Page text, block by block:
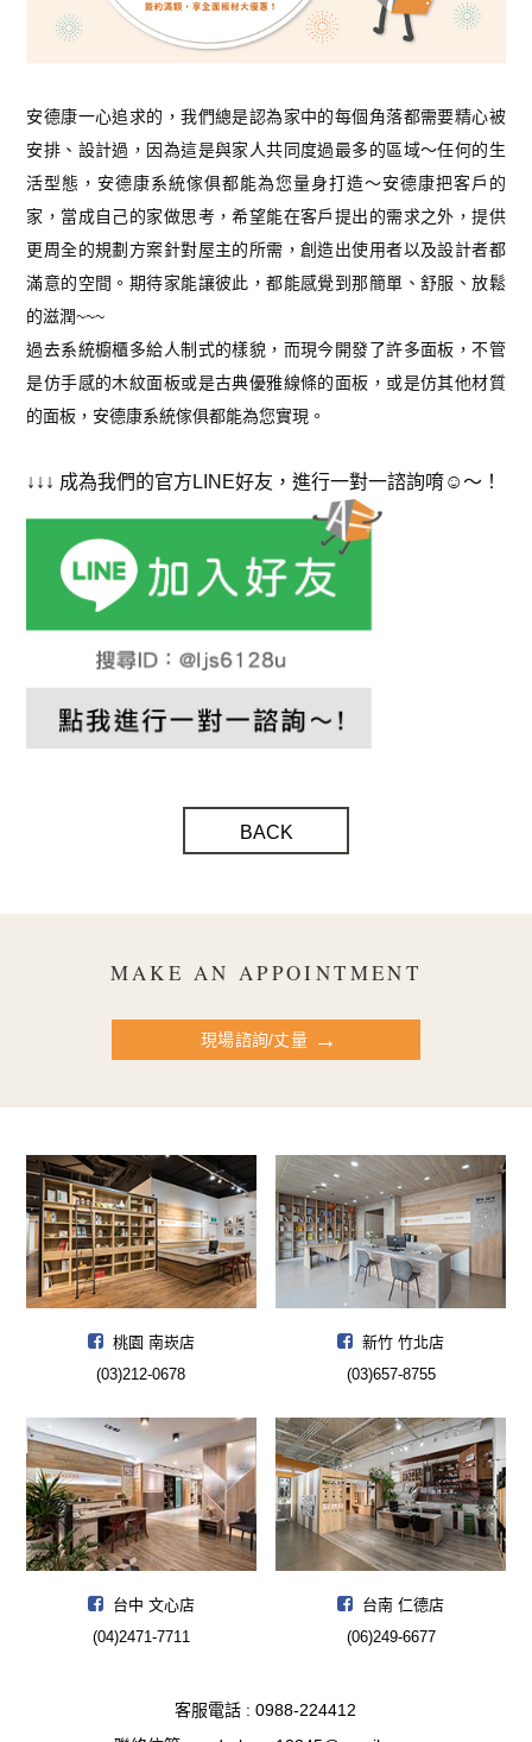
安德康一心追求的，我們總是認為家中的每個角落都需要精心被
安排、設計過，因為這是與家人共同度過最多的區域～任何的生
活型態，安德康系統傢俱都能為您量身打造～安德康把客戶的
家，當成自己的家做思考，希望能在客戶提出的需求之外，提供
更周全的規劃方案針對屋主的所需，創造出使用者以及設計者都
滿意的空間。期待家能讓彼此，都能感覺到那簡單、舒服、放鬆
的滋潤~~~
過去系統櫥櫃多給人制式的樣貌，而現今開發了許多面板，不管
是仿手感的木紋面板或是古典優雅線條的面板，或是仿其他材質
的面板，安德康系統傢俱都能為您實現。
↓↓↓ 成為我們的官方LINE好友，進行一對一諮詢唷☺️～！
BACK
MAKE AN APPOINTMENT
現場諮詢/丈量
桃園 南崁店
(03)212-0678
新竹 竹北店
(03)657-8755
台中 文心店
(04)2471-7711
台南 仁德店
(06)249-6677
客服電話 : 0988-224412